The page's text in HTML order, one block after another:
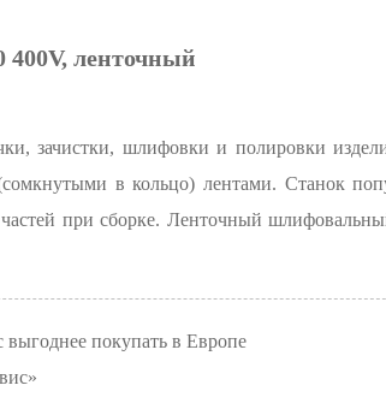
ленточный
зачистки, шлифовки и полировки
в кольцо) лентами. Станок
при сборке. Ленточный
покупать в Европе